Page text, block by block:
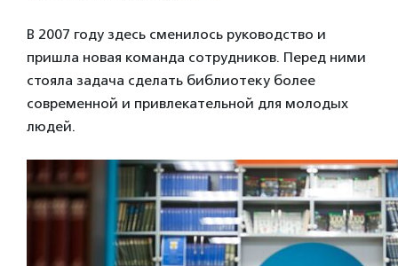
В 2007 году здесь сменилось руководство и
пришла новая команда сотрудников. Перед ними
стояла задача сделать библиотеку более
современной и привлекательной для молодых
людей.